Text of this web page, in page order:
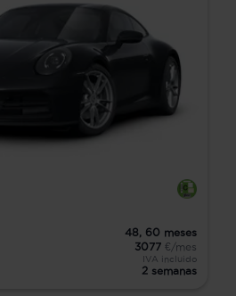
48, 60 meses
3077 €/mes
IVA incluido
2 semanas